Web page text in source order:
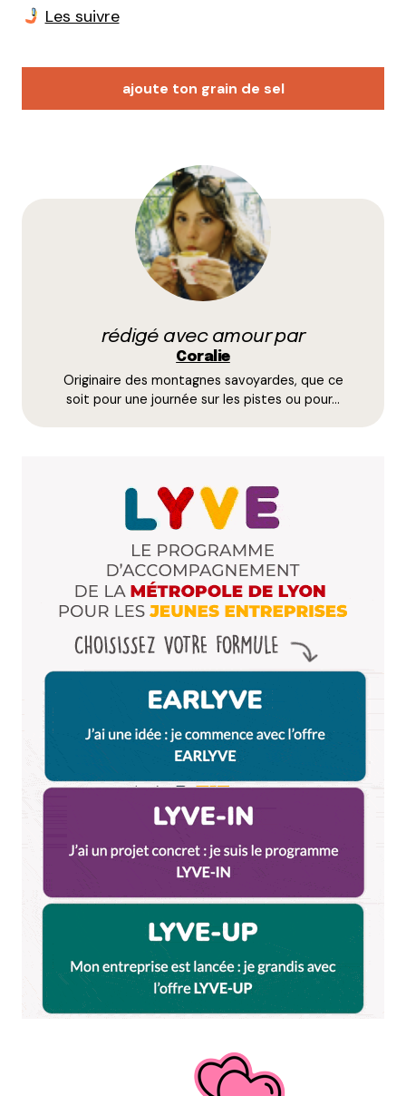
Les suivre
ajoute ton grain de sel
Votre adresse e-mail ne sera pas publiée.
champs obligatoires sont indiqués avec
E-mail*
Enregistrer mon nom, mon e-mail et mon site dans le
navigateur pour mon prochain commentaire.
Prévenez-moi de tous les nouveaux commentaires
rédigé avec amour par
Coralie
Originaire des montagnes savoyardes, que ce
soit pour une journée sur les pistes ou pour…